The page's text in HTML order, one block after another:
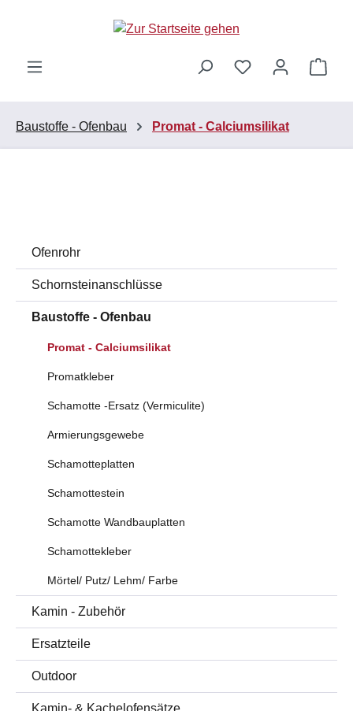
Zum Hauptinhalt springen
Baustoffe - Ofenbau Promat - Calciumsilikat
Ofenrohr
Schornsteinanschlüsse
Baustoffe - Ofenbau
Promat - Calciumsilikat
Promatkleber
Schamotte -Ersatz (Vermiculite)
Armierungsgewebe
Schamotteplatten
Schamottestein
Schamotte Wandbauplatten
Schamottekleber
Mörtel/ Putz/ Lehm/ Farbe
Kamin - Zubehör
Ersatzteile
Outdoor
Kamin- & Kachelofensätze